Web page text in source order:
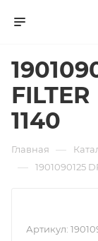
1140
Главная —
— 1901090125
Артикул: